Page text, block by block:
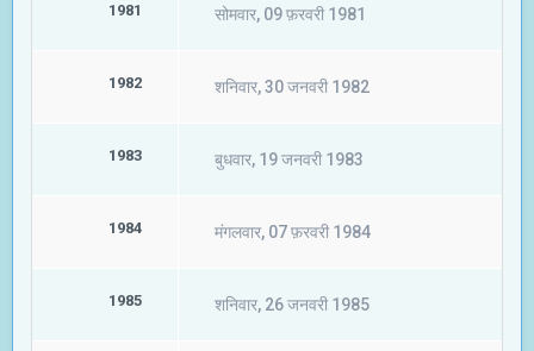
1981 सोमवार, 09 फ़रवरी 1981
1982 शनिवार, 30 जनवरी 1982
1983 बुधवार, 19 जनवरी 1983
1984 मंगलवार, 07 फ़रवरी 1984
1985 शनिवार, 26 जनवरी 1985